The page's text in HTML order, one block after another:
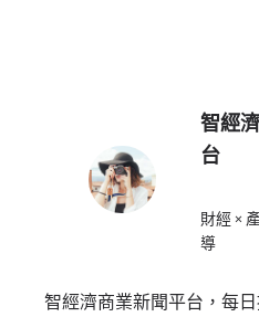
智經
台
財經 ×
導
智經濟商業新聞平台，每